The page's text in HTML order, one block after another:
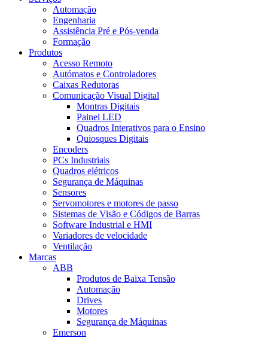
Automação
Engenharia
Assistência Pré e Pós-venda
Formação
Produtos
Acesso Remoto
Autómatos e Controladores
Caixas Redutoras
Comunicação Visual Digital
Montras Digitais
Painel LED
Quadros Interativos para o Ensino
Quiosques Digitais
Encoders
PCs Industriais
Quadros elétricos
Segurança de Máquinas
Sensores
Servomotores e motores de passo
Sistemas de Visão e Códigos de Barras
Software Industrial e HMI
Variadores de velocidade
Ventilação
Marcas
ABB
Produtos de Baixa Tensão
Automação
Drives
Motores
Segurança de Máquinas
Emerson